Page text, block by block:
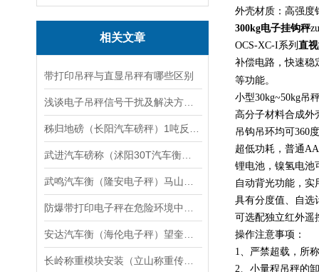
相关文章
带打印吊秤与直显吊秤有哪些区别
外壳材质：高强度
300kg电子挂钩秤
OCS-XC-I系列 直
补偿电路，快速稳
等功能。
小型30kg~50kg吊
高分子材料合成外
吊钩吊环均可360
超低功耗，普通
锂电池，镍氢电池
自动背光功能，实
具有分度值、自选
可选配独立红外遥
操作注意事项：
1、严禁超载，所
2、小量程吊秤的